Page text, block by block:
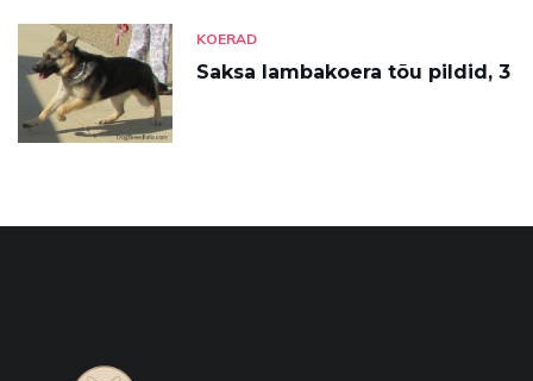
KOERAD
Saksa lambakoera tõu pildid, 3